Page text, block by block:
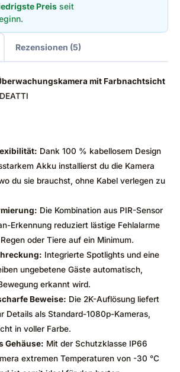
Preis seit
Rezensionen (5)
mit Farbnachtsicht
Dank 100 % kabellosem Design
Akku installierst du die Kamera
du sie brauchst, ohne Kabel verlegen zu
Die Kombination aus PIR-Sensor
Erkennung reduziert lästige Fehlalarme
oder Tiere auf ein Minimum.
Integrierte Spotlights und eine
ungebetene Gäste automatisch,
erkannt wird.
Beweise: Die 2K-Auflösung liefert
Details als Standard-1080p-Kameras,
in voller Farbe.
Gehäuse: Mit der Schutzklasse IP66
extremen Temperaturen von -30 °C